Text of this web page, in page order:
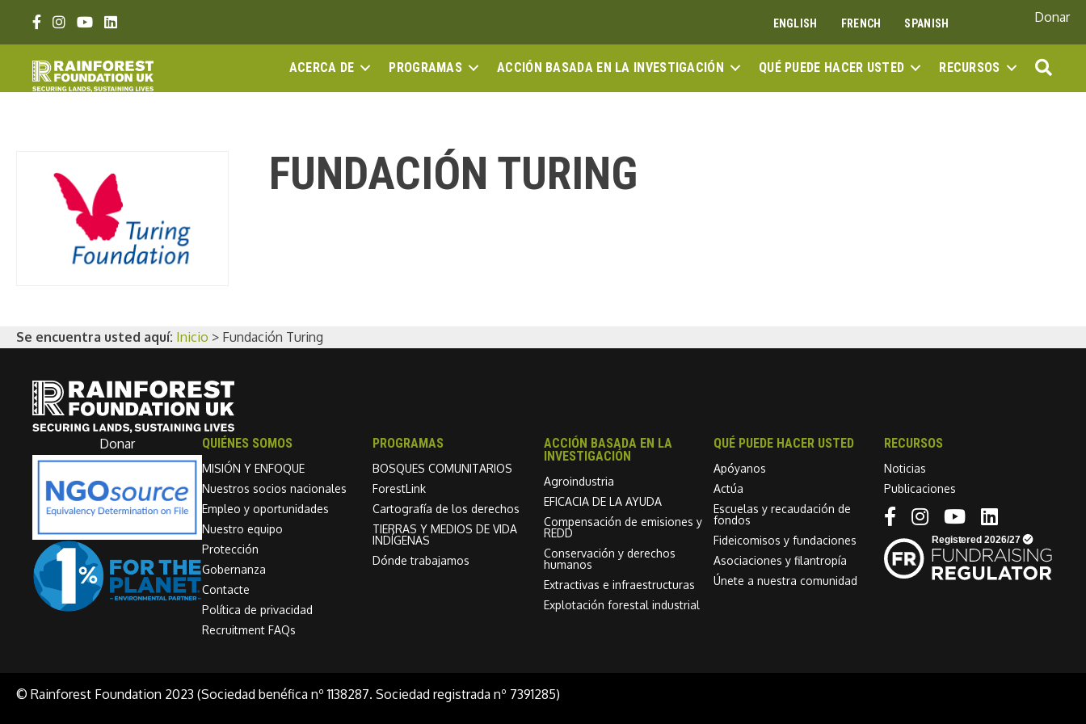
Enlace Facebook
Enlace Instagram
Enlace Youtube
Linkedin link ENGLISH FRENCH SPANISH Donar
ACERCA DE PROGRAMAS ACCIÓN BASADA EN LA INVESTIGACIÓN QUÉ PUEDE HACER USTED RECURSOS
FUNDACIÓN TURING
Se encuentra usted aquí: Inicio > Fundación Turing
Donar QUIÉNES SOMOS
MISIÓN Y ENFOQUE
Nuestros socios nacionales
Empleo y oportunidades
Nuestro equipo
Protección
Gobernanza
Contacte
Política de privacidad
Recruitment FAQs
PROGRAMAS
BOSQUES COMUNITARIOS
ForestLink
Cartografía de los derechos
TIERRAS Y MEDIOS DE VIDA
INDÍGENAS
Dónde trabajamos
ACCIÓN BASADA EN LA
INVESTIGACIÓN
Agroindustria
EFICACIA DE LA AYUDA
Compensación de emisiones y
REDD
Conservación y derechos
humanos
Extractivas e infraestructuras
Explotación forestal industrial
QUÉ PUEDE HACER USTED
Apóyanos
Actúa
Escuelas y recaudación de
fondos
Fideicomisos y fundaciones
Asociaciones y filantropía
Únete a nuestra comunidad
RECURSOS
Noticias
Publicaciones
Linkedin link
© Rainforest Foundation 2023 (Sociedad benéfica nº 1138287. Sociedad registrada nº 7391285)